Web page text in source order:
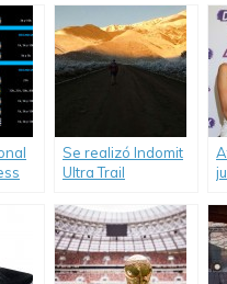
Crossfit en plena
City porteña.
Se realizó Indomit
Ultra Trail